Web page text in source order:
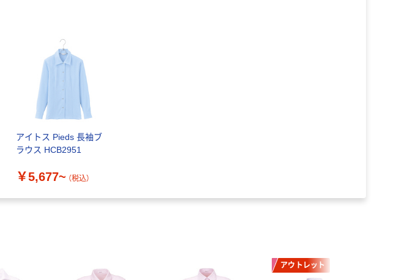
アイトス Pieds 長袖ブ
ラウス HCB2951
￥5,677~ （税込）
アウトレット